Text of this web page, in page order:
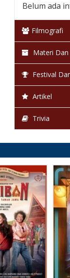
Belum ada
Filmografi
Materi
Festival
Artikel
Trivia